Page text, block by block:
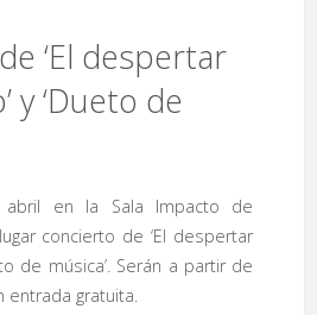
‘El despertar
y ‘Dueto de
abril en la Sala Impacto de
concierto de ‘El despertar
de música’. Serán a partir de
entrada gratuita.